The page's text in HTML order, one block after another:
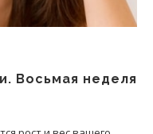
Восьмая неделя